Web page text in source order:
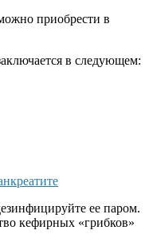
приобрести в
в следующем:
ее паром.
кефирных «грибков»